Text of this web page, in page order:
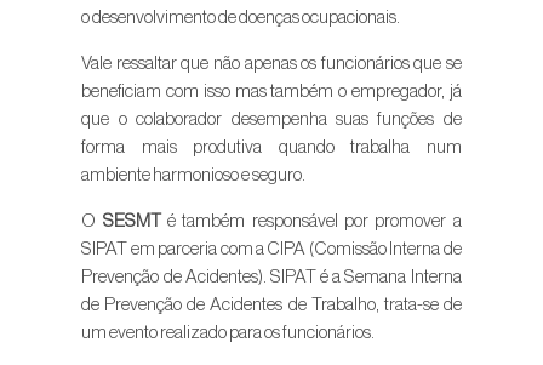
o desenvolvimento de doenças ocupacionais.
Vale ressaltar que não apenas os funcionários que se
beneficiam com isso mas também o empregador, já
que o colaborador desempenha suas funções de
forma mais produtiva quando trabalha num
ambiente harmonioso e seguro.
O SESMTé também responsável por promover a
SIPAT em parceria com a CIPA (Comissão Interna de
Prevenção de Acidentes). SIPAT é a Semana Interna
de Prevenção de Acidentes de Trabalho, trata-se de
um evento realizado para os funcionários.